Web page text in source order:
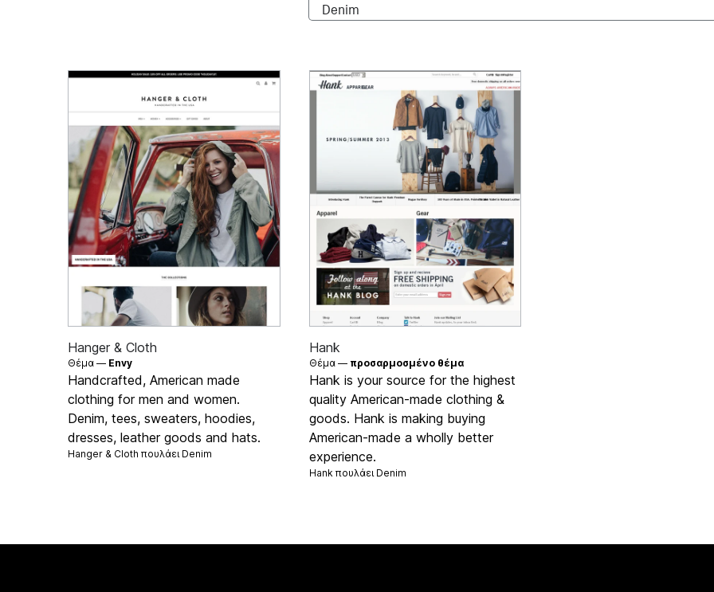
Hanger & Cloth
Θέμα — Envy
Handcrafted, American made
clothing for men and women.
Denim, tees, sweaters, hoodies,
dresses, leather goods and hats.
Hanger & Cloth πουλάει Denim
Hank
Θέμα — προσαρμοσμένο θέμα
Hank is your source for the highest
quality American-made clothing &
goods. Hank is making buying
American-made a wholly better
experience.
Hank πουλάει Denim